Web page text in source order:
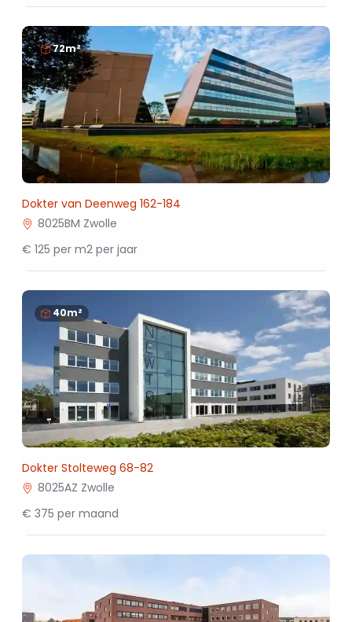
72m²
Dokter van Deenweg 162-184
8025BM Zwolle
€ 125 per m2 per jaar
40m²
Dokter Stolteweg 68-82
8025AZ Zwolle
€ 375 per maand